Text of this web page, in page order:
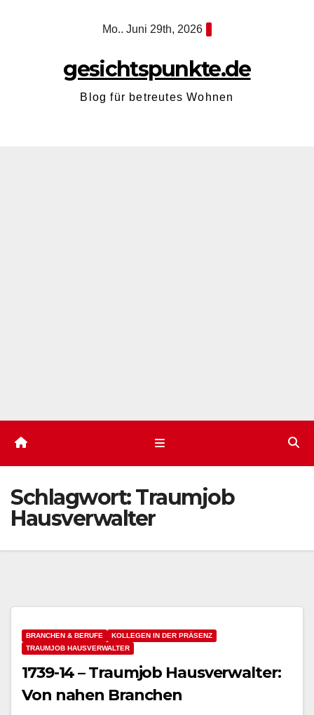
Mo.. Juni 29th, 2026
gesichtspunkte.de
Blog für betreutes Wohnen
Schlagwort:Traumjob
Hausverwalter
BRANCHEN & BERUFE
KOLLEGEN IN DER PRÄSENZ
TRAUMJOB HAUSVERWALTER
1739-14 – Traumjob Hausverwalter:
Von nahen Branchen